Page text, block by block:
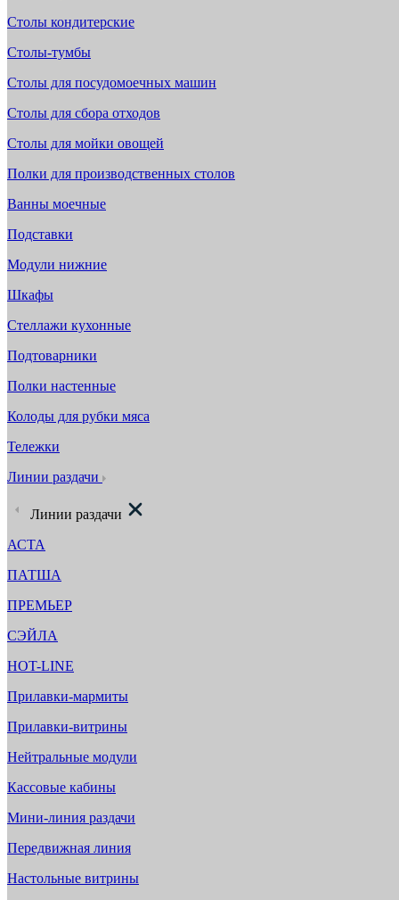
Столы кондитерские
Столы-тумбы
Столы для посудомоечных машин
Столы для сбора отходов
Столы для мойки овощей
Полки для производственных столов
Ванны моечные
Подставки
Модули нижние
Шкафы
Стеллажи кухонные
Подтоварники
Полки настенные
Колоды для рубки мяса
Тележки
Линии раздачи
Линии раздачи
АСТА
ПАТША
ПРЕМЬЕР
СЭЙЛА
HOT-LINE
Прилавки-мармиты
Прилавки-витрины
Нейтральные модули
Кассовые кабины
Мини-линия раздачи
Передвижная линия
Настольные витрины